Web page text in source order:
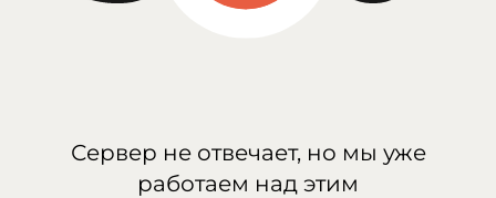
Сервер не отвечает, но мы уже
работаем над этим